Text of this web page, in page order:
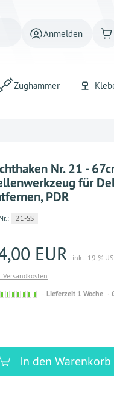
Anmelden
Zughammer
Nr. 21 -
für
PDR
21-SS
EUR
inkl. 19 %
Versandkosten
Sofort
Lieferzeit 1 Woche
In den Warenkorb